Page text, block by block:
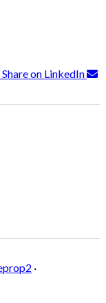
Share on LinkedIn
·